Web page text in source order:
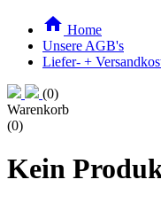
 Home
Unsere AGB's
Liefer- +
(0)
Warenkorb
(0)
Kein